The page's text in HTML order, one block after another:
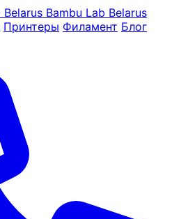
Bambu Lab Belarus
Принтеры Филамент Блог